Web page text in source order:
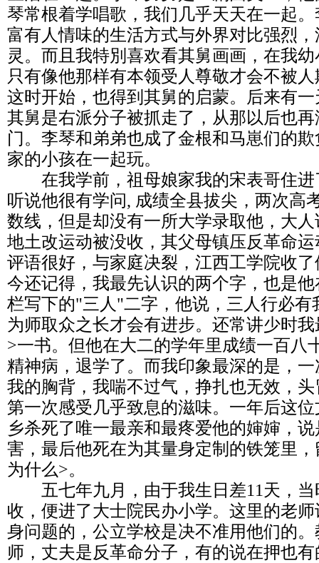
琴常根着学唱歌，我们几乎天天在一起
富有人情味的生活方式与外界对比强烈
灵。而且我特別喜欢看其舅画画，在我
只有像他那样有本领受人尊敬才会不被
这时开始，也得到其舅的启蒙。后来有
其舅是右派分子被抓走了，从那以后也
门。李琴和弟弟也成了金根和马崽们的
家的小孩在一起玩。
在我学前，祖母娘家我的宋表哥住进
听说他很有学问, 成绩全县拔尖，两次高
数线，但是却没有一所大学录取他，大
地土改运动被没收，其父母镇压反革命
评语很好，与家庭决裂，江西工学院收
今还记得，我最先认识的两个字，也是
栏写下的"三人"二字，他说，三人行必有
为师取众之长才会有进步。还常讲少时
>一书。但他在大二的学年里成绩一百八
精神病，退学了。而我印象最深的是，
我的胸背，我喘不过气，挣扎也无效，
第一次感受几乎致息的滋味。一年后这
乡杀死了唯一最亲和最疼爱他的婶婶，
害，最后他死在为其量身定制的铁笼里
为什么>。
五七年九月，由于我生日差11天，当
收，便进了大士院民办小学。这里的老
身问题的，公立学校是决不准用他们的
师，丈夫是反革命分子，有的说在押也